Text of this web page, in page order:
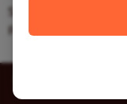
Site web réalisé
Française de